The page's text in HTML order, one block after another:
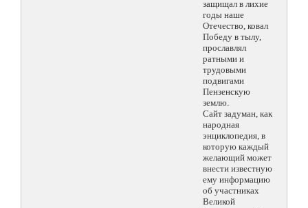
защищал в лихие
годы наше
Отечество, ковал
Победу в тылу,
прославлял
ратными и
трудовыми
подвигами
Пензенскую
землю.
Сайт задуман, как
народная
энциклопедия, в
которую каждый
желающий может
внести известную
ему информацию
об участниках
Великой